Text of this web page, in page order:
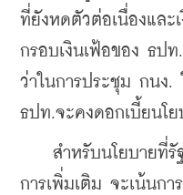
ที่ยังหดตัวต่อเนื่องและ
กรอบเงินเฟ้อของ ธป
ว่าในการประชุม กนง
ธปท.จะคงดอกเบี้ยนโย
สำหรับนโยบายที่รัฐ
การเพิ่มเติม จะเน้นกา